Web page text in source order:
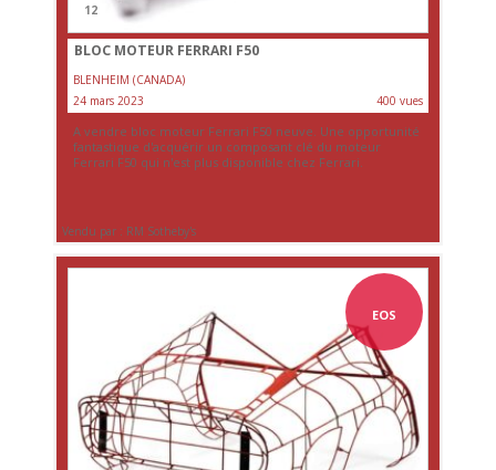
12
BLOC MOTEUR FERRARI F50
BLENHEIM (CANADA)
24 mars 2023
400 vues
A vendre bloc moteur Ferrari F50 neuve. Une opportunité
fantastique d'acquérir un composant clé du moteur
Ferrari F50 qui n'est plus disponible chez Ferrari.
Vendu par : RM Sotheby's
EOS